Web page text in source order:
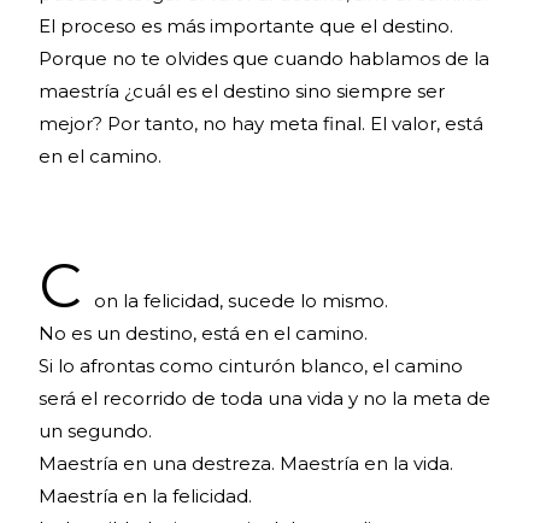
El proceso es más importante que el destino.
Porque no te olvides que cuando hablamos de la
maestría ¿cuál es el destino sino siempre ser
mejor? Por tanto, no hay meta final. El valor, está
en el camino.
C
on la felicidad, sucede lo mismo.
No es un destino, está en el camino.
Si lo afrontas como cinturón blanco, el camino
será el recorrido de toda una vida y no la meta de
un segundo.
Maestría en una destreza. Maestría en la vida.
Maestría en la felicidad.